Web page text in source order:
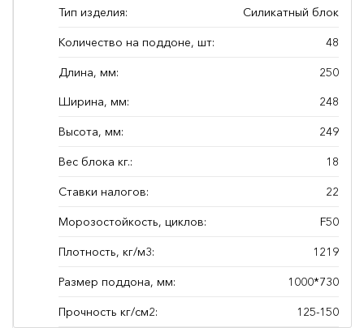
Тип изделия: Силикатный блок
Количество на поддоне, шт: 48
Длина, мм:
250
Ширина, мм:
248
Высота, мм: 249
Вес блока кг.: 18
Ставки налогов: 22
Морозостойкость, циклов: F50
Плотность, кг/м3: 1219
Размер поддона, мм: 1000*730
Прочность кг/см2: 125-150